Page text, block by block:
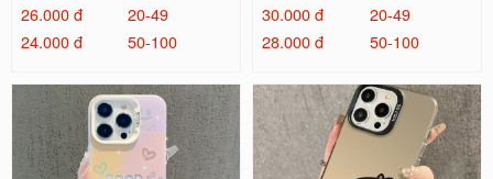
26.000 đ
20-49
24.000 đ
50-100
30.000 đ
20-49
28.000 đ
50-100